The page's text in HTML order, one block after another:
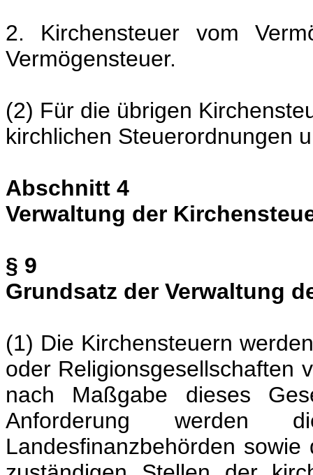
2. Kirchensteuer vom
Vermögensteuer.
(2) Für die übrigen
kirchlichen Steuerordnungen
Abschnitt 4
Verwaltung der
§ 9
Grundsatz der Verwaltung
(1) Die Kirchensteuern
oder Religionsgesellschaften
nach Maßgabe dieses
Anforderung werden
Landesfinanzbehörden